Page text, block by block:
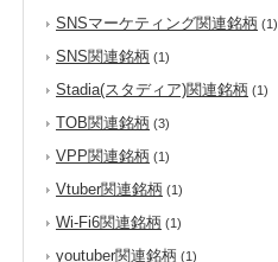
SNSマーケティング関連銘柄 (1)
SNS関連銘柄 (1)
Stadia(スタディア)関連銘柄 (1)
TOB関連銘柄 (3)
VPP関連銘柄 (1)
Vtuber関連銘柄 (1)
Wi-Fi6関連銘柄 (1)
youtuber関連銘柄 (1)